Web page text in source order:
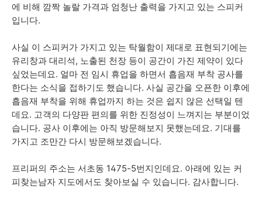
에 비해 깜짝 놀랄 가격과 엄청난 출력을 가지고 있는 스피커
입니다.
사실 이 스피커가 가지고 있는 탁월함이 제대로 표현되기에는
유리창과 대리석, 노출된 천장 등이 공간이 가진 제약이 있다
싶었는데요. 얼마 전 임시 휴업을 하면서 흡음재 부착 공사를
한다는 소식을 접하기도 했습니다. 사실 공간을 오픈한 이후에
흡음재 부착을 위해 휴업까지 하는 것은 쉽지 않은 선택일 텐
데요. 고객의 다양판 편의를 위한 진정성이 느껴지는 부분이었
습니다. 공사 이후에는 아직 방문해보지 못했는데요. 기대를
가지고 조만간 다시 방문해보겠습니다.
프리퍼의 주소는 서초동 1475-5번지인데요. 아래에 있는 커
피찾는남자 지도에서도 찾아보실 수 있습니다. 감사합니다.